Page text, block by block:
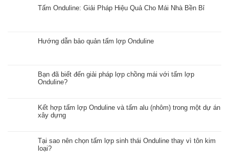
Tấm Onduline: Giải Pháp Hiệu Quả Cho Mái Nhà Bền Bỉ
Hướng dẫn bảo quản tấm lợp Onduline
Bạn đã biết đến giải pháp lợp chồng mái với tấm lợp
Onduline?
Kết hợp tấm lợp Onduline và tấm alu (nhôm) trong một dự án
xây dựng
Tại sao nên chọn tấm lợp sinh thái Onduline thay vì tôn kim
loại?